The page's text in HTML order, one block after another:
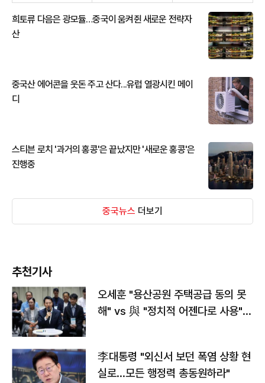
희토류 다음은 광모듈…중국이 움켜쥔 새로운 전략자
산
중국산 에어콘을 웃돈 주고 산다...유럽 열광시킨 메이
디
스티븐 로치 '과거의 홍콩'은 끝났지만 '새로운 홍콩'은
진행중
중국뉴스 더보기
추천기사
오세훈 "용산공원 주택공급 동의 못
해" vs 與 "정치적 어젠다로 사용"
李대통령 "외신서 보던 폭염 상황 현
실로…모든 행정력 총동원하라"